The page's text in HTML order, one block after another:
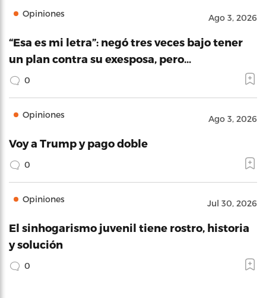
Opiniones Ago 3, 2026
“Esa es mi letra”: negó tres veces bajo tener
un plan contra su exesposa, pero…
0
Opiniones Ago 3, 2026
Voy a Trump y pago doble
0
Opiniones Jul 30, 2026
El sinhogarismo juvenil tiene rostro, historia
y solución
0